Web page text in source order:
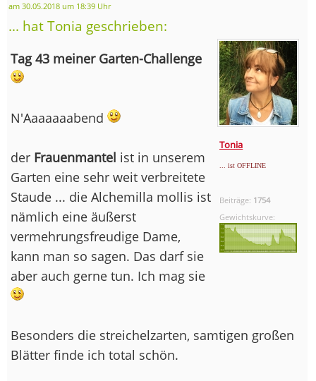
am 30.05.2018 um 18:39 Uhr
... hat Tonia geschrieben:
Tonia
... ist OFFLINE
Beiträge: 1754
Gewichtskurve:
Tag 43 meiner Garten-Challenge
N'Aaaaaaabend
der Frauenmantel ist in unserem
Garten eine sehr weit verbreitete
Staude ... die Alchemilla mollis ist
nämlich eine äußerst
vermehrungsfreudige Dame,
kann man so sagen. Das darf sie
aber auch gerne tun. Ich mag sie
Besonders die streichelzarten, samtigen großen
Blätter finde ich total schön.